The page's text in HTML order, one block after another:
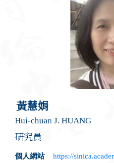
黃慧娟
Hui-chuan J. HUANG
研究員
個人網站 https://